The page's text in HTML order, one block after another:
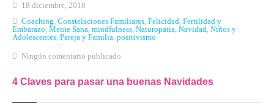
18 diciembre, 2018
Coaching Constelaciones Familiares Felicidad Fertilidad y
Embarazo Mente Sana mindfulness Naturopatia Navidad Niños y
Adolescentes Pareja y Familia positivismo
Ningún comentario publicado
4 Claves para pasar una buenas Navidades